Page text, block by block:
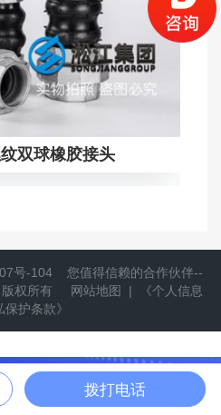
双球橡胶接头
产品信息
立即拨打
号-104
您值得信赖的合作伙伴--
版权所有 网站地图 |
《个人信息
护条款》
拨打电话